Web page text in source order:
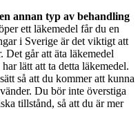
annan typ av behandling
ett läkemedel får du en
i Sverige är det viktigt att
Det går att äta läkemedel
lätt att ta detta läkemedel.
så att du kommer att kunna
Du bör inte överstiga
tillstånd, så att du är mer